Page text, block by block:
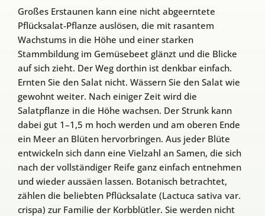
Großes Erstaunen kann eine nicht abgeerntete
Pflücksalat-Pflanze auslösen, die mit rasantem
Wachstums in die Höhe und einer starken
Stammbildung im Gemüsebeet glänzt und die Blicke
auf sich zieht. Der Weg dorthin ist denkbar einfach.
Ernten Sie den Salat nicht. Wässern Sie den Salat wie
gewohnt weiter. Nach einiger Zeit wird die
Salatpflanze in die Höhe wachsen. Der Strunk kann
dabei gut 1–1,5 m hoch werden und am oberen Ende
ein Meer an Blüten hervorbringen. Aus jeder Blüte
entwickeln sich dann eine Vielzahl an Samen, die sich
nach der vollständiger Reife ganz einfach entnehmen
und wieder aussäen lassen. Botanisch betrachtet,
zählen die beliebten Pflücksalate (Lactuca sativa var.
crispa) zur Familie der Korbblütler. Sie werden nicht